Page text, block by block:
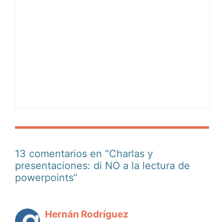
13 comentarios en “Charlas y
presentaciones: di NO a la lectura de
powerpoints”
Hernán Rodríguez